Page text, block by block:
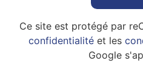
Ce site est protégé par
confidentialité et les
Google